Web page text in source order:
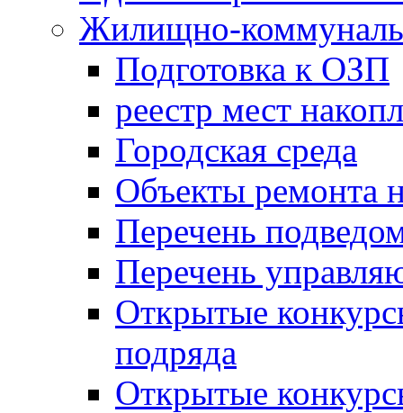
Жилищно-
Подготовка к ОЗП
реестр мест
Городская среда
Объекты ремонта
Перечень
Перечень
Открытые
подряда
Открытые